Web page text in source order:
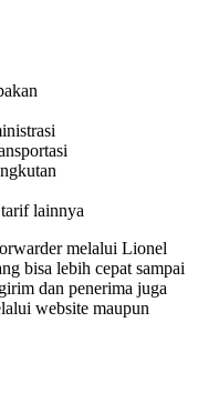
lainnya
melalui Lionel
bisa lebih cepat sampai
dan penerima juga
website maupun